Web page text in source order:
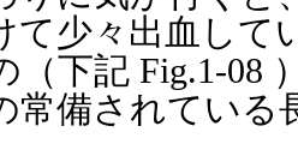
て少々出血して
（下記 Fig.1-08
常備されている